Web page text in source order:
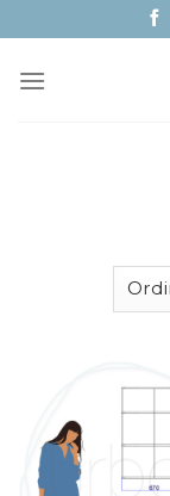
to
content